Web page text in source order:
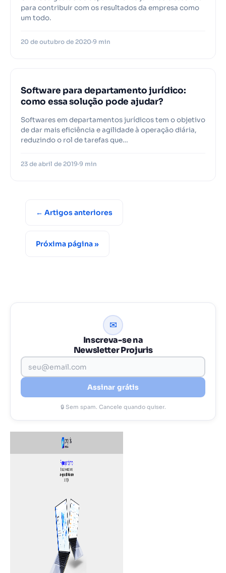
para contribuir com os resultados da empresa como
um todo.
20 de outubro de 2020 9 min
Software para departamento jurídico:
como essa solução pode ajudar?
Softwares em departamentos jurídicos tem o objetivo
de dar mais eficiência e agilidade à operação diária,
reduzindo o rol de tarefas que…
23 de abril de 2019 9 min
← Artigos anteriores
Próxima página »
✉
Inscreva-se na
Newsletter Projuris
Assinar grátis
🔒 Sem spam. Cancele quando quiser.